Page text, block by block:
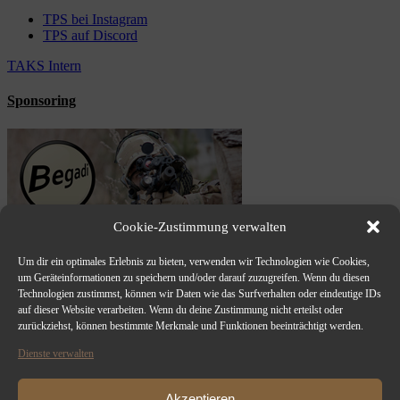
Cookie-Zustimmung verwalten
Um dir ein optimales Erlebnis zu bieten, verwenden wir Technologien wie Cookies,
um Geräteinformationen zu speichern und/oder darauf zuzugreifen. Wenn du diesen
Technologien zustimmst, können wir Daten wie das Surfverhalten oder eindeutige IDs
auf dieser Website verarbeiten. Wenn du deine Zustimmung nicht erteilst oder
zurückziehst, können bestimmte Merkmale und Funktionen beeinträchtigt werden.
Dienste verwalten
TPS bei Instagram
TPS auf Discord
TAKS Intern
Sponsoring